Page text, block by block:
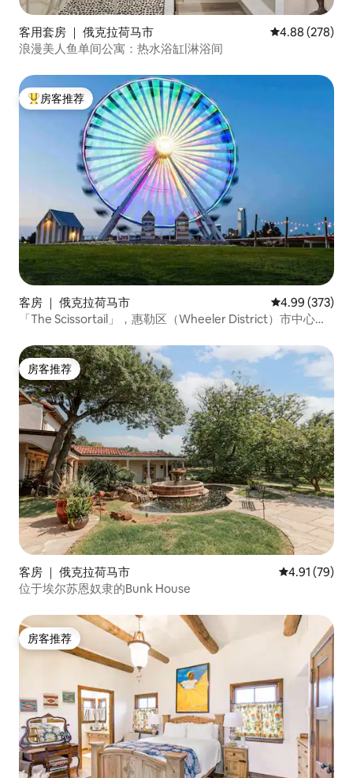
客用套房 ｜ 俄克拉荷马市 平均评分 4.88
4.88 (278)
浪漫美人鱼单间公寓：热水浴缸|淋浴间
热门「房客推荐」
房客推荐
客房 ｜ 俄克拉荷马市 平均评分 4.99
4.99 (373)
「The Scissortail」，惠勒区（Wheeler District）市中心的
房客推荐
房客推荐
客房 ｜ 俄克拉荷马市 平均评分
4.91 (79)
位于埃尔苏恩奴隶的Bunk House
房客推荐
房客推荐